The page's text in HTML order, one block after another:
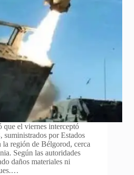
el viernes interceptó
por Estados
región de Bélgorod, cerca
Según las autoridades
daños materiales ni